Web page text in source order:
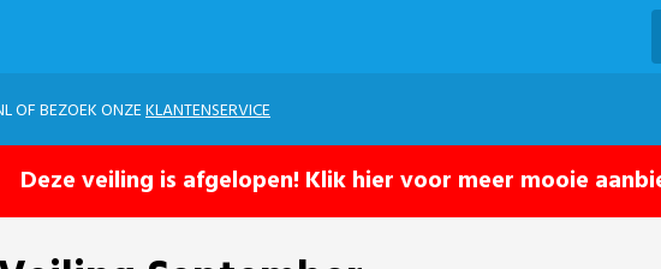
OF BEZOEK ONZEKLANTENSERVICE
Deze veiling is afgelopen! Klik hier voor meer mooie